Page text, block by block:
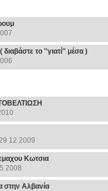
το ''γιατί'' μέσα )
12 2009
Κωτσια
2008
στην Αλβανία